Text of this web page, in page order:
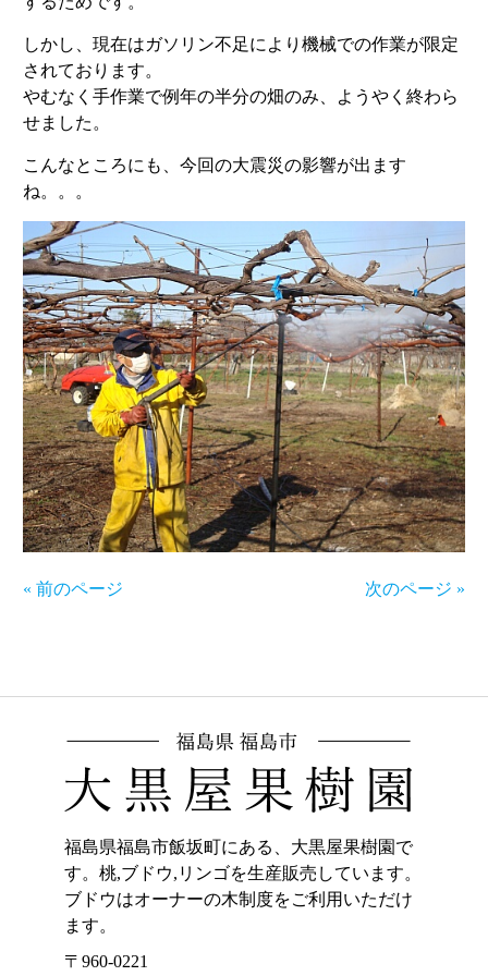
しかし、現在はガソリン不足により機械での作業が限定
されております。
やむなく手作業で例年の半分の畑のみ、ようやく終わら
せました。
こんなところにも、今回の大震災の影響が出ます
ね。。。
« 前のページ 次のページ »
福島県福島市飯坂町にある、大黒屋果樹園で
す。桃,ブドウ,リンゴを生産販売しています。
ブドウはオーナーの木制度をご利用いただけ
ます。
〒960-0221